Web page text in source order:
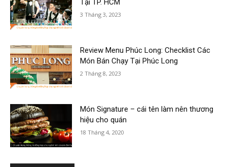
Tại TP. HCM
3 Tháng 3, 2023
Review Menu Phúc Long: Checklist Các
Món Bán Chạy Tại Phúc Long
2 Tháng 8, 2023
Món Signature – cái tên làm nên thương
hiệu cho quán
18 Tháng 4, 2020